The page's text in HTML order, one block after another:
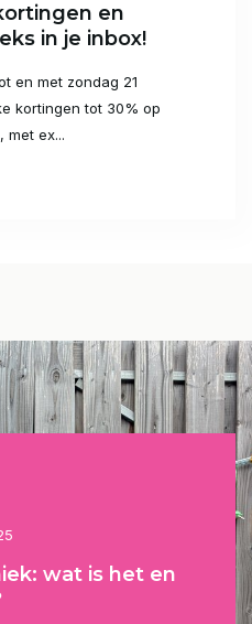
en
in je inbox!
en met zondag 21
kortingen tot 30% op
met ex...
wat is het en